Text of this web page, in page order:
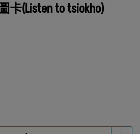
(Listen to tsiokho)